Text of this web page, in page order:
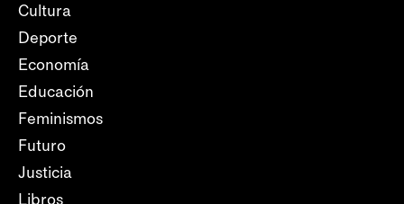
Cultura
Deporte
Economía
Educación
Feminismos
Futuro
Justicia
Libros